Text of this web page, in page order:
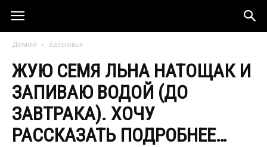
Домой Здоровье
ЖУЮ СЕМЯ ЛЬНА НАТОЩАК И
ЗАПИВАЮ ВОДОЙ (ДО
ЗАВТРАКА). ХОЧУ
РАССКАЗАТЬ ПОДРОБНЕЕ…